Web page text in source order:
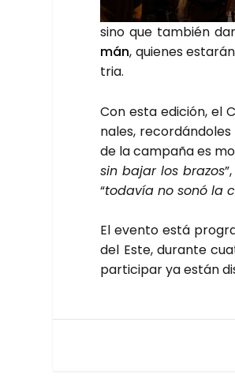
sino que tam­bién
mán, quie­nes
tria.
Con esta edi­ción, el
na­les,
de la cam­pa­ña es
sin bajar los bra­zos
“toda­vía no sonó la
El even­to está
del Este, duran­te
par­ti­ci­par ya están